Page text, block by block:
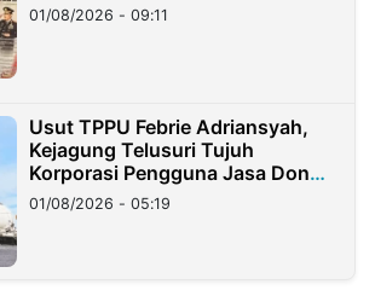
Timur
01/08/2026 - 09:11
Usut TPPU Febrie Adriansyah,
Kejagung Telusuri Tujuh
Korporasi Pengguna Jasa Don
Ritto
01/08/2026 - 05:19